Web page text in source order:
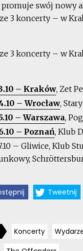
promuje swój nowy
3 koncerty – w
3 koncerty – w
– Kraków, Zet
– Wrocław,
– Warszawa,
– Poznań, Klub
– Gliwice, Klub
Tweetnij
Koncerty